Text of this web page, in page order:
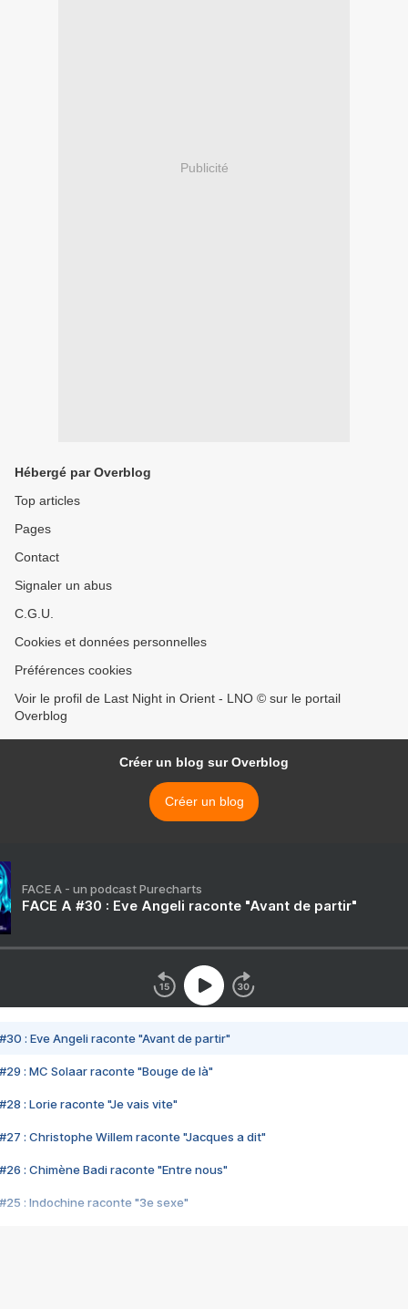
Publicité
Hébergé par Overblog
Top articles
Pages
Contact
Signaler un abus
C.G.U.
Cookies et données personnelles
Préférences cookies
Voir le profil de Last Night in Orient - LNO © sur le portail
Overblog
Créer un blog sur Overblog
Créer un blog
FACE A - un podcast Purecharts
FACE A #30 : Eve Angeli raconte "Avant de partir"
#30 : Eve Angeli raconte "Avant de partir"
#29 : MC Solaar raconte "Bouge de là"
#28 : Lorie raconte "Je vais vite"
#27 : Christophe Willem raconte "Jacques a dit"
#26 : Chimène Badi raconte "Entre nous"
#25 : Indochine raconte "3e sexe"